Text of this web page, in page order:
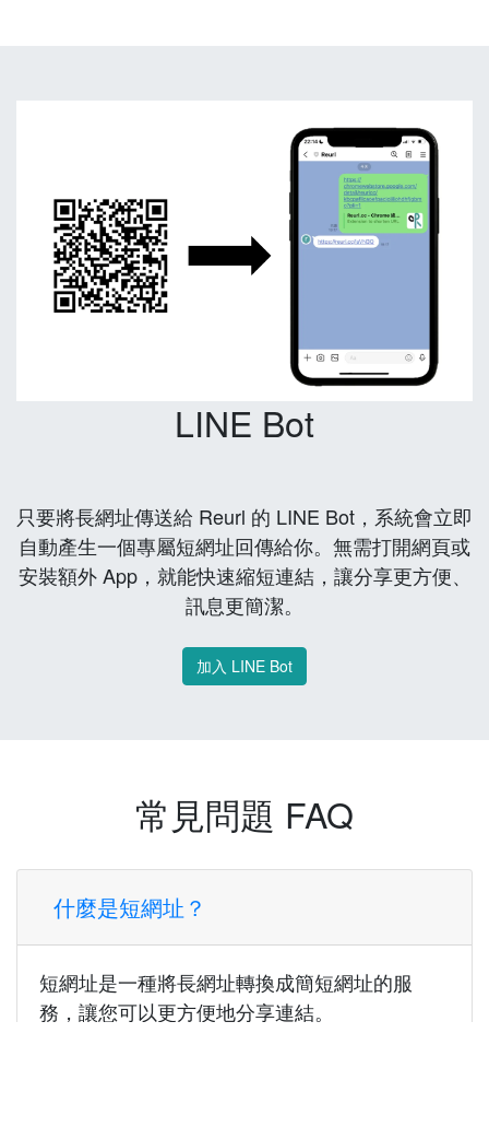
LINE Bot
只要將長網址傳送給 Reurl 的 LINE Bot，系統會立即
自動產生一個專屬短網址回傳給你。無需打開網頁或
安裝額外 App，就能快速縮短連結，讓分享更方便、
訊息更簡潔。
加入 LINE Bot
常見問題 FAQ
什麼是短網址？
短網址是一種將長網址轉換成簡短網址的服
務，讓您可以更方便地分享連結。